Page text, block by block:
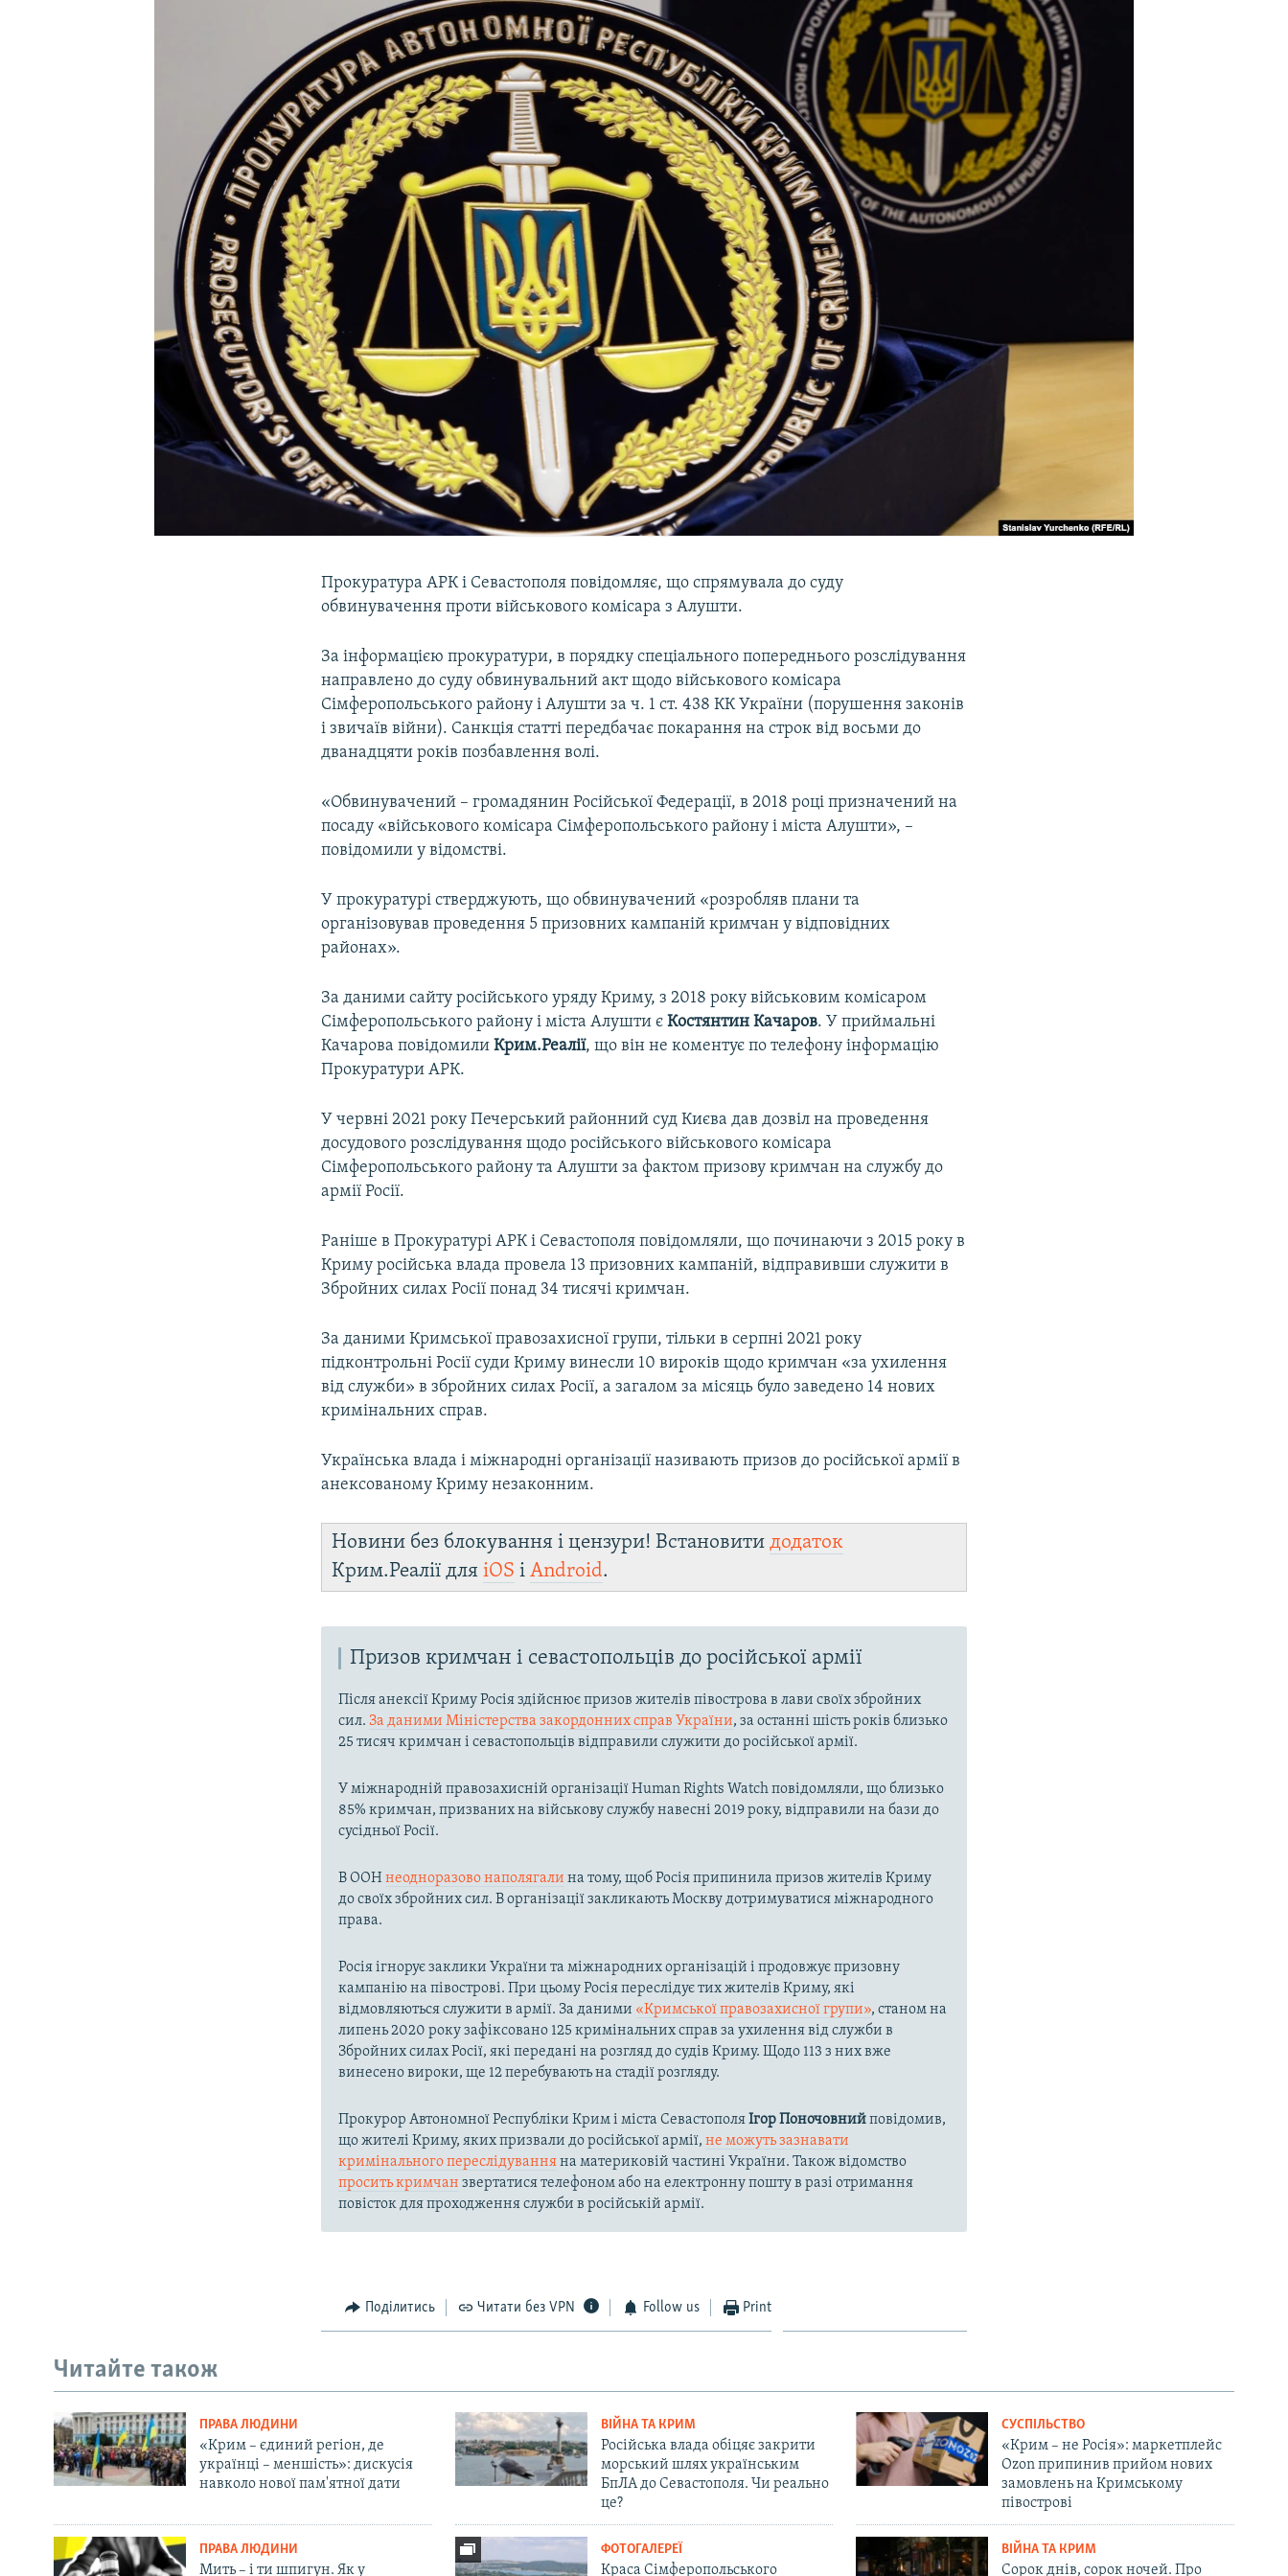
Прокуратура АРК і Севастополя повідомляє, що спрямувала до суду
обвинувачення проти військового комісара з Алушти.
За інформацією прокуратури, в порядку спеціального попереднього розслідування
направлено до суду обвинувальний акт щодо військового комісара
Сімферопольського району і Алушти за ч. 1 ст. 438 КК України (порушення законів
і звичаїв війни). Санкція статті передбачає покарання на строк від восьми до
дванадцяти років позбавлення волі.
«Обвинувачений – громадянин Російської Федерації, в 2018 році призначений на
посаду «військового комісара Сімферопольського району і міста Алушти», –
повідомили у відомстві.
У прокуратурі стверджують, що обвинувачений «розробляв плани та
організовував проведення 5 призовних кампаній кримчан у відповідних
районах».
За даними сайту російського уряду Криму, з 2018 року військовим комісаром
Сімферопольського району і міста Алушти єКостянтин Качаров. У приймальні
Качарова повідомилиКрим.Реалії, що він не коментує по телефону інформацію
Прокуратури АРК.
У червні 2021 року Печерський районний суд Києва дав дозвіл на проведення
досудового розслідування щодо російського військового комісара
Сімферопольського району та Алушти за фактом призову кримчан на службу до
армії Росії.
Раніше в Прокуратурі АРК і Севастополя повідомляли, що починаючи з 2015 року в
Криму російська влада провела 13 призовних кампаній, відправивши служити в
Збройних силах Росії понад 34 тисячі кримчан.
За даними Кримської правозахисної групи, тільки в серпні 2021 року
підконтрольні Росії суди Криму винесли 10 вироків щодо кримчан «за ухилення
від служби» в збройних силах Росії, а загалом за місяць було заведено 14 нових
кримінальних справ.
Українська влада і міжнародні організації називають призов до російської армії в
анексованому Криму незаконним.
Новини без блокування і цензури! Встановитидодаток
Крим.Реалії дляiOS іAndroid.
Призов кримчан і севастопольців до російської армії
Після анексії Криму Росія здійснює призов жителів півострова в лави своїх збройних
сил. За даними Міністерства закордонних справ України, за останні шість років близько
25 тисяч кримчан і севастопольців відправили служити до російської армії.
У міжнародній правозахисній організації Human Rights Watch повідомляли, що близько
85% кримчан, призваних на військову службу навесні 2019 року, відправили на бази до
сусідньої Росії.
В ООНнеодноразово наполягали на тому, щоб Росія припинила призов жителів Криму
до своїх збройних сил. В організації закликають Москву дотримуватися міжнародного
права.
Росія ігнорує заклики України та міжнародних організацій і продовжує призовну
кампанію на півострові. При цьому Росія переслідує тих жителів Криму, які
відмовляються служити в армії. За даними «Кримської правозахисної групи», станом на
липень 2020 року зафіксовано 125 кримінальних справ за ухилення від служби в
Збройних силах Росії, які передані на розгляд до судів Криму. Щодо 113 з них вже
винесено вироки, ще 12 перебувають на стадії розгляду.
Прокурор Автономної Республіки Крим і міста СевастополяІгор Поночовнийповідомив,
що жителі Криму, яких призвали до російської армії,не можуть зазнавати
кримінального переслідуванняна материковій частині України. Також відомство
просить кримчан звертатися телефоном або на електронну пошту в разі отримання
повісток для проходження служби в російській армії.
Поділитись Читати без VPN Follow us Print
Читайте також
ПРАВА ЛЮДИНИ
«Крим – єдиний регіон, де
українці – меншість»: дискусія
навколо нової пам'ятної дати
ВІЙНА ТА КРИМ
Російська влада обіцяє закрити
морський шлях українським
БпЛА до Севастополя. Чи реально
це?
СУСПІЛЬСТВО
«Крим – не Росія»: маркетплейс
Ozon припинив прийом нових
замовлень на Кримському
півострові
ПРАВА ЛЮДИНИ
Мить – і ти шпигун. Як у
ФОТОГАЛЕРЕЇ
Краса Сімферопольського
ВІЙНА ТА КРИМ
Сорок днів, сорок ночей. Про